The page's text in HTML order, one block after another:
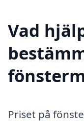
Vad
Priset på